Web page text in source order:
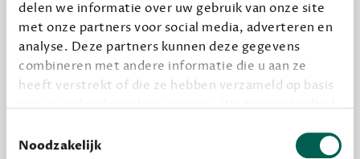
delen we informatie over uw gebruik van onze site
met onze partners voor social media, adverteren en
analyse. Deze partners kunnen deze gegevens
combineren met andere informatie die u aan ze
heeft verstrekt of die ze hebben verzameld op basis
grondslag gebeurt, en er niet onnodig data van je
Noodzakelijk
Een originele manier om je reading challenge te
halen.
12,50 per maand, incl. verzending